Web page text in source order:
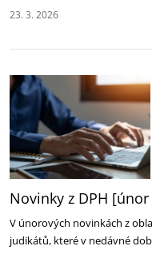
23. 3. 2026
Novinky z DPH [únor
V únorových novinkách z
judikátů, které v nedávné